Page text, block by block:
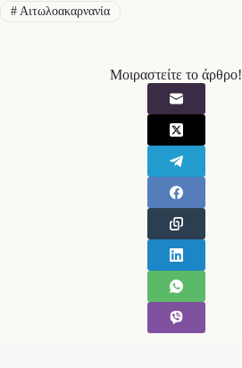
#Αιτωλοακαρνανία
Μοιραστείτε το άρθρο!